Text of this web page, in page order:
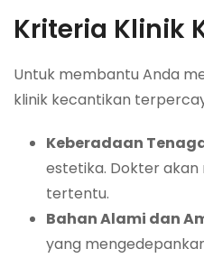
Kriteria Klinik
Untuk membantu Anda
klinik kecantikan
Keberadaan
estetika. Dokter akan
tertentu.
Bahan Alami dan
yang